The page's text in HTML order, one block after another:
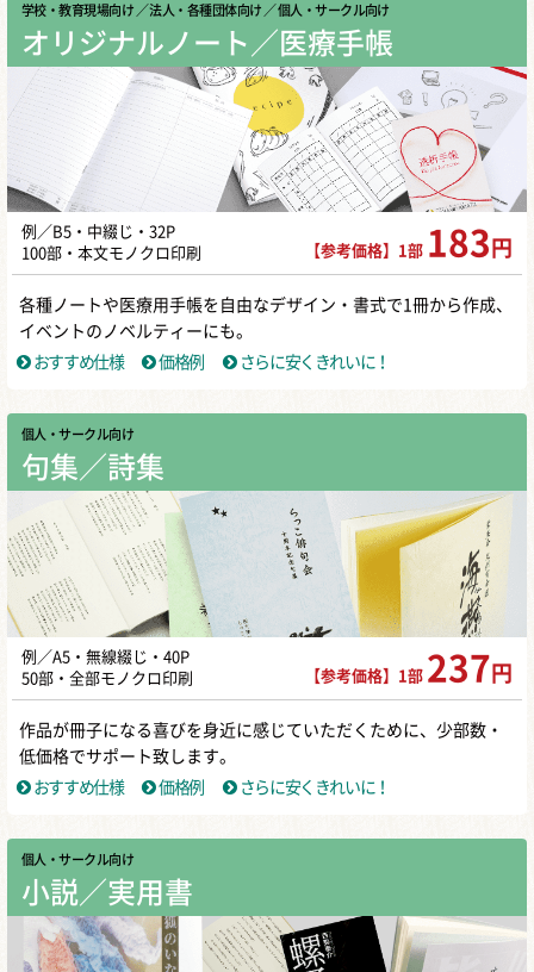
学校・教育現場向け ／ 法人・各種団体向け ／ 個人・サークル向け
オリジナルノート／医療手帳
例／B5・中綴じ・32P
100部・本文モノクロ印刷
【参考価格】1部 183 円
各種ノートや医療用手帳を自由なデザイン・書式で1冊から作成、
イベントのノベルティーにも。
おすすめ仕様
価格例 さらに安くきれいに！
個人・サークル向け
句集／詩集
例／A5・無線綴じ・40P
50部・全部モノクロ印刷
【参考価格】1部 237 円
作品が冊子になる喜びを身近に感じていただくために、少部数・
低価格でサポート致します。
おすすめ仕様
価格例 さらに安くきれいに！
個人・サークル向け
小説／実用書